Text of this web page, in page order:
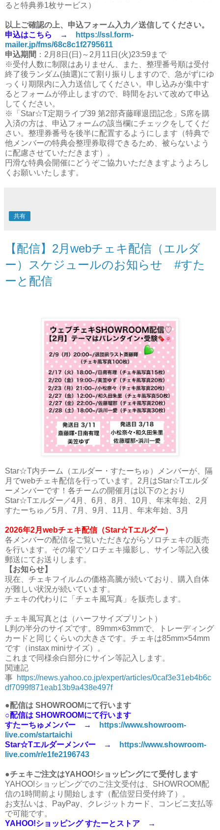
ると特典券1枚サービス）
以上ご確認の上、申込フォーム入力／送信してください。
申込はこちら →
https://ssl.form-
mailer.jp/fms/68c8c1f2795611
申込期間 ：2月8日(日)～2月11日(火)23:59まで
※受付人数に制限はありません、また、整理番号順は受付
終了後ランダム(抽選)にて割り振りしますので、急がずにゆ
っくり期限内に入力送信してください。申し込みが集中す
るとフォームが停止しますので、時間をおいて改めて申込
してください。
※「Star☆T定期ライブ39 第2部斉藤暉退団記念」S席を購
入済の方は、申込フォームの該当欄にチェックをしてくだ
さい。整理券番号を後半に配置するようにします（特典で
他メンバーの特典会整理券取得できるため、被らないよう
に配慮させていただきます）。
円滑な特典会開催にどうぞご協力いただきますようよろし
くお願いいたします。
共有
【配信】2月webチェキ配信（エルダ
ー）スケジュールのお知らせ #すた
ーと配信
Star☆T内チーム（エルダー・すたーちゅ）メンバーが、隔
月でwebチェキ配信を行っています。2月はStar☆Tエルダ
ーメンバーです！各チームの開催月は以下のとおり
Star☆Tエルダー／4月、6月、8月、10月、年末年始、2月
すたーちゅ／5月、7月、9月、11月、年末年始、3月
2026年2月webチェキ配信（Star☆Tエルダー）
各メンバーの配信をご覧いただきながらソロチェキの販売
を行います。その場でソロチェキ撮影し、サイン等記入後
郵送にてお送りします。
【お知らせ】
現在、チェキフイルムの価格高騰が続いており、購入自体
が難しい状況が続いています。
チェキの代わりに「チェキ風写真」を販売します。
チェキ風写真とは（ハーフサイズプリント）
L判の半分のサイズです。89mm×63mmで、トレーディング
カードと同じくらいの大きさです。チェキは85mm×54mm
です（instax miniサイズ）。
これまで同様余白部分にサイン等記入します。
関連記
事 https://news.yahoo.co.jp/expert/articles/0caf3e31eb4b6c
df7099f871eab13b9a438e497f
●配信は SHOWROOMにて行います
○配信は SHOWROOMにて行います
すたーちゅメンバー →
https://www.showroom-
live.com/startaichi
Star☆Tエルダーメンバー →
https://www.showroom-
live.com/r/e1fe2196743
●チェキご注文はYAHOO!ショッピングにて受付します
YAHOO!ショッピングでのご注文受付は、SHOWROOM配
信の1時間前より開始します（配信翌日受付終了）。
お支払いは、PayPay、クレジットカード、コンビニ支払等
で可能です。
YAHOO!ショッピング すたーとストア →